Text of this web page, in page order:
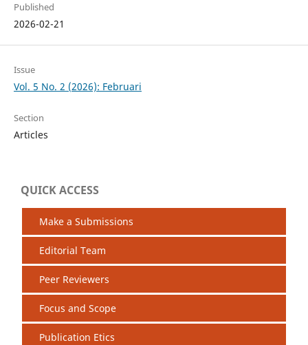
Published
2026-02-21
Issue
Vol. 5 No. 2 (2026): Februari
Section
Articles
QUICK ACCESS
Make a Submissions
Editorial Team
Peer Reviewers
Focus and Scope
Publication Etics